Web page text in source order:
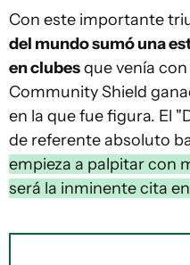
Con este importante
del mundo sumó una
en clubesque venía
Community Shield
en la que fue figura. El
de referente absoluto
empieza a palpitar con
será la inminente cita